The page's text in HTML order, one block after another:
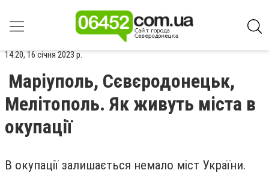
14:20, 16 січня 2023 р.
Маріуполь, Сєвєродонецьк,
Мелітополь. Як живуть міста в
окупації
В окупації залишається немало міст України.